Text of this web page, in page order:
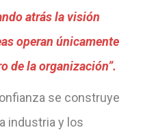
atrás la visión
operan únicamente
de la organización”.
se construye
industria y los